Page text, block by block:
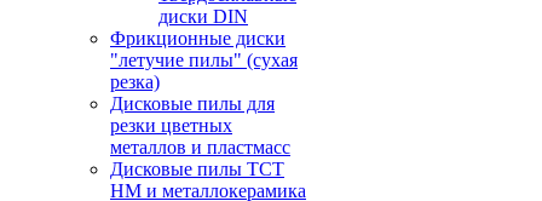
диски DIN
Фрикционные диски
"летучие пилы" (сухая
резка)
Дисковые пилы для
резки цветных
металлов и пластмасс
Дисковые пилы ТСТ
НМ и металлокерамика